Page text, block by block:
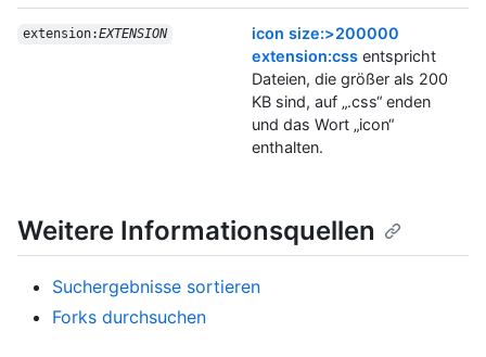
extension:EXTENSION
icon size:>200000
extension:css entspricht
Dateien, die größer als 200
KB sind, auf „.css“ enden
und das Wort „icon“
enthalten.
Weitere Informationsquellen
Suchergebnisse sortieren
Forks durchsuchen